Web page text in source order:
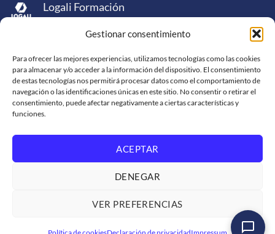
Gestionar consentimiento
Para ofrecer las mejores experiencias, utilizamos tecnologías como las cookies
para almacenar y/o acceder a la información del dispositivo. El consentimiento
de estas tecnologías nos permitirá procesar datos como el comportamiento de
navegación o las identificaciones únicas en este sitio. No consentir o retirar el
consentimiento, puede afectar negativamente a ciertas características y
funciones.
ACEPTAR
DENEGAR
VER PREFERENCIAS
Logali Formación
Logali Consultoría
Logali Ingeniería
Express
Skrill
Western
SOPORTE DE VENTA
SOLICITUD DE FACTURACIÓN
TRABAJA CON NOSOTROS
CONDICIONES DE SERVICIO